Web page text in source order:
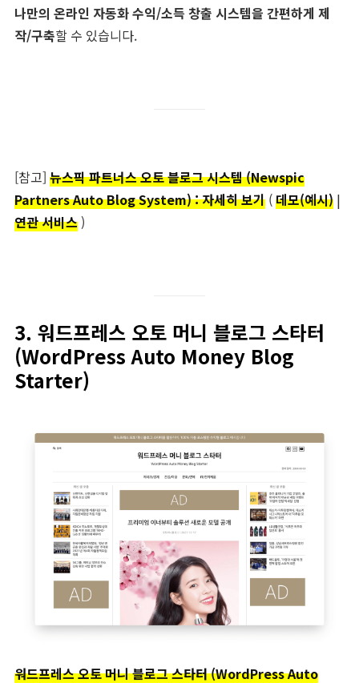
나만의 온라인 자동화 수익/소득 창출 시스템을 간편하게 제
작/구축할 수 있습니다.
[참고] 뉴스픽 파트너스 오토 블로그 시스템 (Newspic
Partners Auto Blog System) : 자세히 보기 (데모(예시) |
연관 서비스)
3. 워드프레스 오토 머니 블로그 스타터
(WordPress Auto Money Blog
Starter)
워드프레스 오토 머니 블로그 스타터 (WordPress Auto